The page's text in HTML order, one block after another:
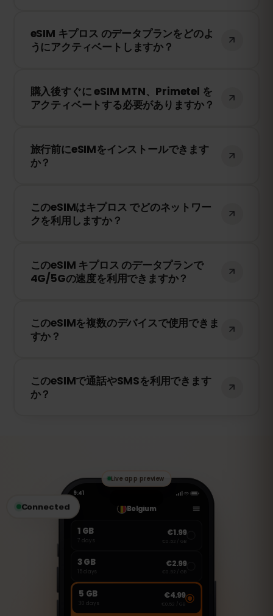
して、他のデバイスとインターネット接続
を共有できます。ただし、速度や接続状況
eSIM キプロス のデータプランをどのよ
うにアクティベートしますか？
トフォンのeSIM設定でQRコードをスキャ
ンするだけで、すぐに利用できます！物理
購入後すぐに eSIM MTN、Primetel を
アクティベートする必要がありますか？
ます。ただし、MTN、Primetel のネットワ
ークに接続したときにのみ有効期限のカウ
旅行前にeSIMをインストールできます
か？
とをおすすめします。ただし、キプロス に
到着するまでネットワークに接続しないよ
このeSIMはキプロス でどのネットワー
クを利用しますか？
ネットワークに接続します。例えば、
MTN、Primetel などが含まれます。
このeSIM キプロス のデータプランで
4G/5Gの速度を利用できますか？
を提供し、キプロス で5Gが利用可能な場
合は5Gにも対応しています。快適なインタ
このeSIMを複数のデバイスで使用できま
すか？
と、1台のデバイスにのみ紐付けられます。
スマートフォンを変更する場合は、新しい
このeSIMで通話やSMSを利用できます
か？